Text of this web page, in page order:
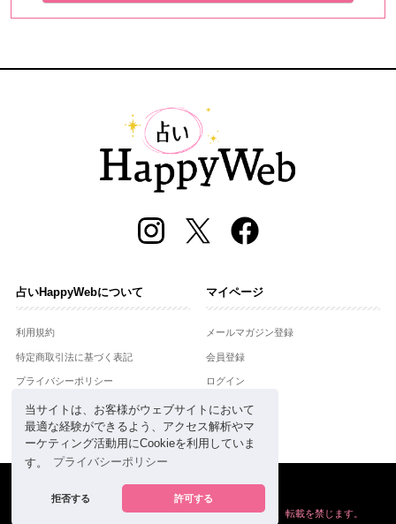
当サイトは、お客様がウェブサイトにおいて
最適な経験ができるよう、アクセス解析やマ
ーケティング活動用にCookieを利用していま
す。
プライバシーポリシー
拒否する 許可する
占いHappyWebについて
利用規約
特定商取引法に基づく表記
プライバシーポリシー
運営会社
お問合せ
マイページ
メールマガジン登録
会員登録
ログイン
powered by
掲載の情報や画像など、すべてのコンテンツの無断複写、転載を禁じます。